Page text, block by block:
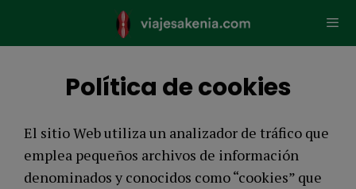
Política de cookies
El sitio Web utiliza un analizador de tráfico que
emplea pequeños archivos de información
denominados y conocidos como “cookies” que